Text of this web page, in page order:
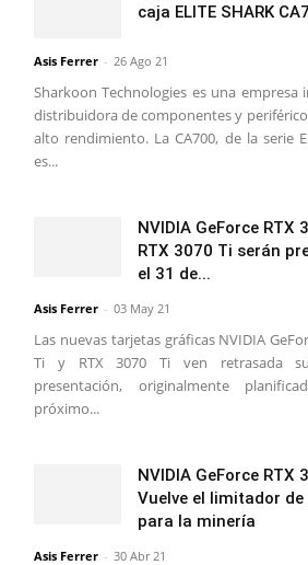
caja ELITE SHARK
Asis Ferrer - 26 Ago 21
Sharkoon Technologies es una empresa
distribuidora de componentes y
alto rendimiento. La CA700, de la serie
es...
NVIDIA GeForce RTX
RTX 3070 Ti serán
el 31 de...
Asis Ferrer - 03 May 21
Las nuevas tarjetas gráficas NVIDIA
Ti y RTX 3070 Ti ven retrasada
presentación, originalmente
próximo...
NVIDIA GeForce RTX
Vuelve el limitador de
para la minería
Asis Ferrer - 30 Abr 21